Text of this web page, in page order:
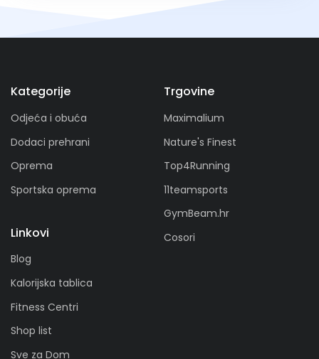
Kategorije
Odjeća i obuća
Dodaci prehrani
Oprema
Sportska oprema
Linkovi
Blog
Kalorijska tablica
Fitness Centri
Shop list
Sve za Dom
Trgovine
Maximalium
Nature's Finest
Top4Running
11teamsports
GymBeam.hr
Cosori